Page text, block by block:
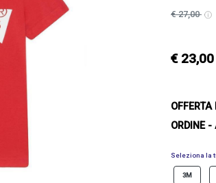
€ 27,00
€ 23,00
OFFERTA
ORDINE
Seleziona la
3M